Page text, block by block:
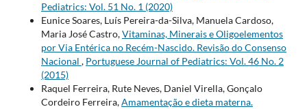
Pediatrics: Vol. 51 No. 1 (2020)
Eunice Soares, Luís Pereira-da-Silva, Manuela Cardoso,
Maria José Castro,Vitaminas, Minerais e Oligoelementos
por Via Entérica no Recém-Nascido. Revisão do Consenso
Nacional , Portuguese Journal of Pediatrics: Vol. 46 No. 2
(2015)
Raquel Ferreira, Rute Neves, Daniel Virella, Gonçalo
Cordeiro Ferreira,Amamentação e dieta materna.